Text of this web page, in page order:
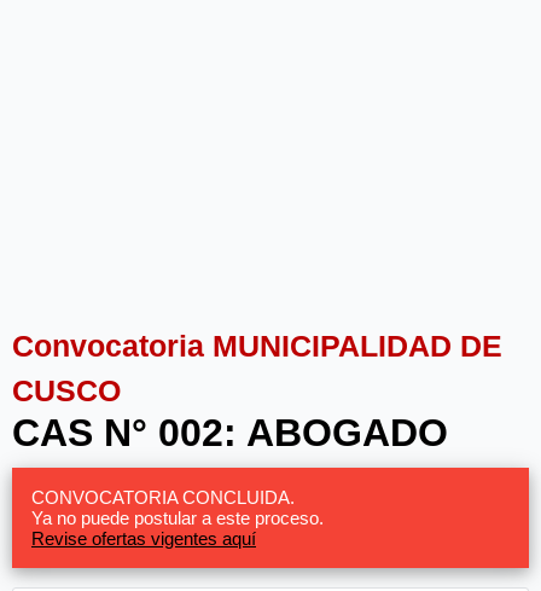
Convocatoria MUNICIPALIDAD DE
CUSCO
CAS N° 002: ABOGADO
CONVOCATORIA CONCLUIDA.
Ya no puede postular a este proceso.
Revise ofertas vigentes aquí